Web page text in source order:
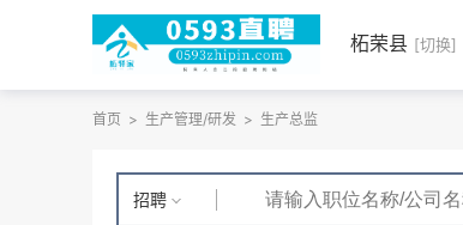
柘荣县 [切换]
首页 > 生产管理/研发 > 生产总监
招聘